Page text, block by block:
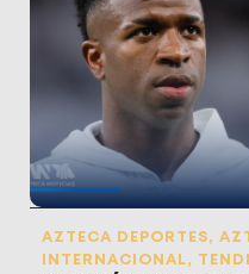
AZTECA DEPORTES,
INTERNACIONAL,